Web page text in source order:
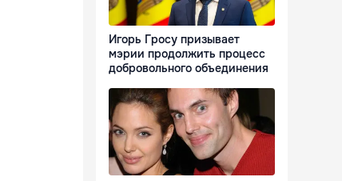
Игорь Гросу призывает
мэрии продолжить процесс
добровольного объединения